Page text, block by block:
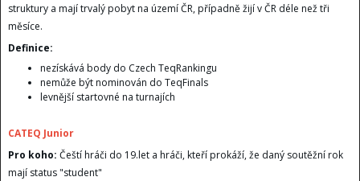
struktury a mají trvalý pobyt na území ČR, případně žijí v ČR déle než tři
měsíce.
Definice:
nezískává body do Czech TeqRankingu
nemůže být nominován do TeqFinals
levnější startovné na turnajích
CATEQ Junior
Pro koho: Čeští hráči do 19.let a hráči, kteří prokáží, že daný soutěžní rok
mají status "student"